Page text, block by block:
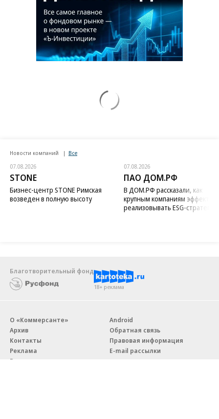
Новости компаний Все
07.08.2026
STONE
Бизнес-центр STONE Римская
возведен в полную высоту
07.08.2026
ПАО ДОМ.РФ
В ДОМ.РФ рассказали, как
крупным компаниям
реализовывать ESG-стратегию
Благотворительный фонд
18+ реклама
О «Коммерсанте»
Архив
Контакты
Реклама
Вакансии
Android
Обратная связь
Правовая информация
E-mail рассылки